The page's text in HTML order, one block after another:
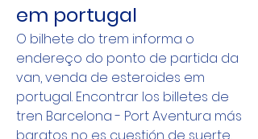
em portugal
O bilhete do trem informa o
endereço do ponto de partida da
van, venda de esteroides em
portugal. Encontrar los billetes de
tren Barcelona - Port Aventura más
baratos no es cuestión de suerte,